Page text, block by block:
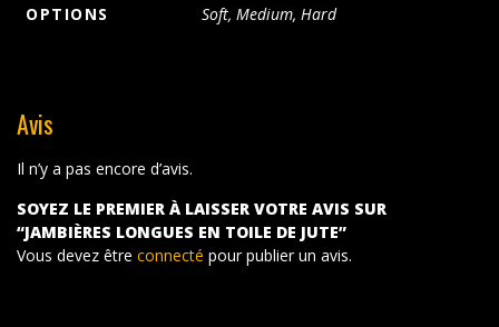
OPTIONS
Soft, Medium, Hard
Avis
Il n’y a pas encore d’avis.
SOYEZ LE PREMIER À LAISSER VOTRE AVIS SUR
“JAMBIÈRES LONGUES EN TOILE DE JUTE”
Vous devez être connecté pour publier un avis.